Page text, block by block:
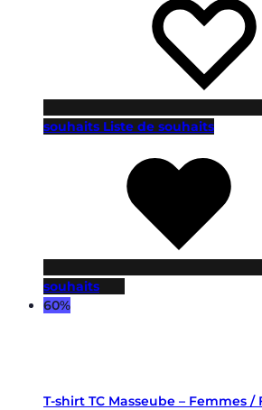
souhaits Liste de souhaits
souhaits
60%
T-shirt TC Masseube – Femmes /